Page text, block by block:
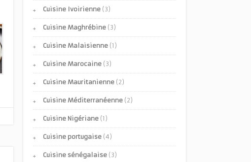
Cuisine Ivoirienne (3)
Cuisine Maghrébine (3)
Cuisine Malaisienne (1)
Cuisine Marocaine (3)
Cuisine Mauritanienne (2)
Cuisine Méditerranéenne (2)
Cuisine Nigériane (1)
Cuisine portugaise (4)
Cuisine sénégalaise (3)